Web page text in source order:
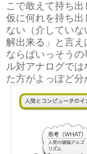
こで敢えて持ち出
仮に何れを持ち
ない（介してい
解出来る」と言え
ならばいっそう
ル対アナログで
た方がよっぽど分